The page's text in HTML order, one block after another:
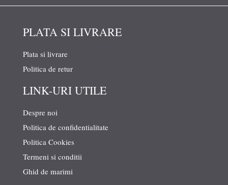
PLATA SI LIVRARE
Plata si livrare
Politica de retur
LINK-URI UTILE
Despre noi
Politica de confidentialitate
Politica Cookies
Termeni si conditii
Ghid de marimi